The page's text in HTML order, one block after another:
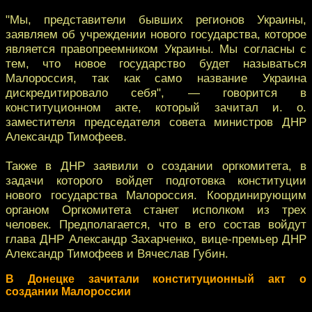
"Мы, представители бывших регионов Украины,
заявляем об учреждении нового государства, которое
является правопреемником Украины. Мы согласны с
тем, что новое государство будет называться
Малороссия, так как само название Украина
дискредитировало себя", — говорится в
конституционном акте, который зачитал и. о.
заместителя председателя совета министров ДНР
Александр Тимофеев.
Также в ДНР заявили о создании оргкомитета, в
задачи которого войдет подготовка конституции
нового государства Малороссия. Координирующим
органом Оргкомитета станет исполком из трех
человек. Предполагается, что в его состав войдут
глава ДНР Александр Захарченко, вице-премьер ДНР
Александр Тимофеев и Вячеслав Губин.
В Донецке зачитали конституционный акт о
создании Малороссии